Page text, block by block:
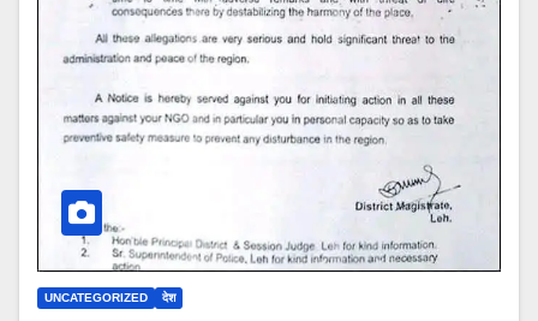
UNCATEGORIZED देश